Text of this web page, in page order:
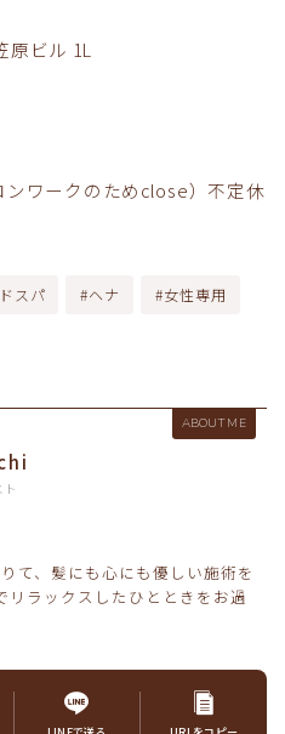
ビル 1L
ワークのためclose）不定休
スパ #ヘナ #女性専用
ABOUT ME
て、髪にも心にも優しい施術を
ラックスしたひとときをお過